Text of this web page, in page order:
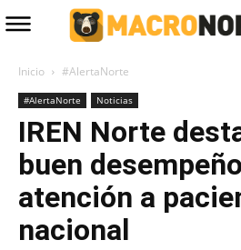
Inicio #AlertaNorte
#AlertaNorte Noticias
IREN Norte
buen
atención a
nacional